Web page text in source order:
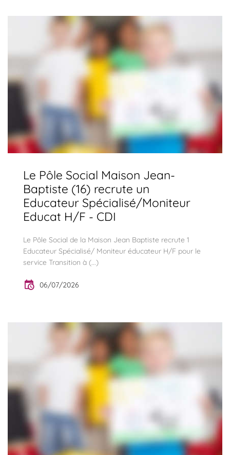
Le Pôle Social Maison Jean-
Baptiste (16) recrute un
Educateur Spécialisé/Moniteur
Educat H/F - CDI
Le Pôle Social de la Maison Jean Baptiste recrute 1
Educateur Spécialisé/ Moniteur éducateur H/F pour le
service Transition à (...)
06/07/2026